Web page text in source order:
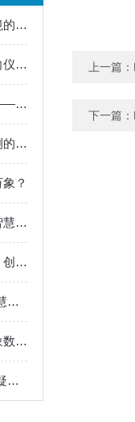
防爆自动气象站：高危工业环境的“安全气象眼”
精准感知风场：防爆型风速风向仪测量原理差异解析
守护绿水青山，感知自然呼吸——景区负氧离子监测站，生态旅游的新名片
防爆自动气象站：危化环境监测的“安全卫士”
？
小型智能气象站：实时数据，智慧气象新选择
一体式超声波气象站精准观测，创造智慧气象
一体化农业气象站-科学运用智慧气象2023已更新（热点|要闻）
自动气象站制造厂家：开启气象数据智能化采集新时代
温室大棚气象观测站-一款毫无疑问的农业气象监测设备
上一篇：
下一篇：